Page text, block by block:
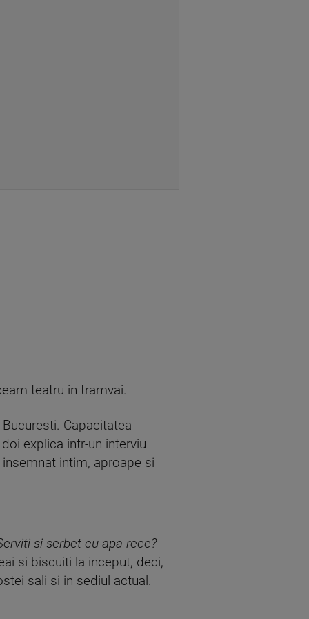
teatru in tramvai.
Capacitatea
explica intr-un interviu
intim, aproape si
si serbet cu apa rece?
si biscuiti la inceput, deci,
sali si in sediul actual.